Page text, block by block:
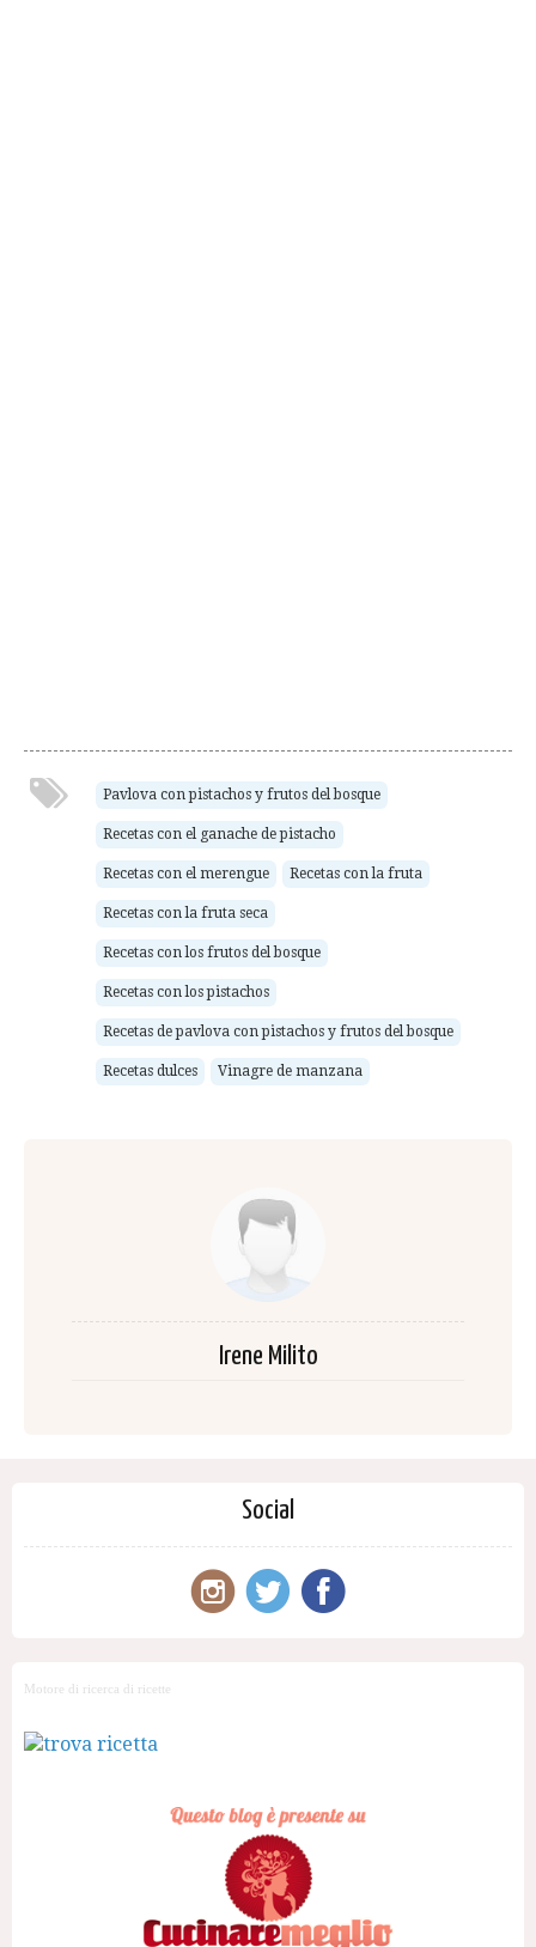
Pavlova con pistachos y frutos del bosque
Recetas con el ganache de pistacho
Recetas con el merengue Recetas con la fruta
Recetas con la fruta seca
Recetas con los frutos del bosque
Recetas con los pistachos
Recetas de pavlova con pistachos y frutos del bosque
Recetas dulces Vinagre de manzana
Irene Milito
Social
Motore di ricerca di ricette